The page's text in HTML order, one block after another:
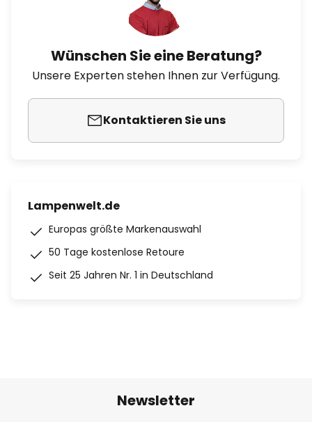
Wünschen Sie eine Beratung?
Unsere Experten stehen Ihnen zur Verfügung.
Kontaktieren Sie uns
Lampenwelt.de
Europas größte Markenauswahl
50 Tage kostenlose Retoure
Seit 25 Jahren Nr. 1 in Deutschland
Newsletter